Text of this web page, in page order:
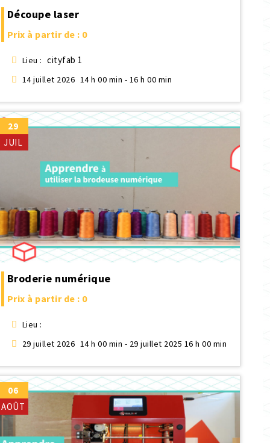
Découpe laser
Prix à partir de : 0
Lieu : cityfab 1
14 juillet 2026 14 h 00 min - 16 h 00 min
29
JUIL
Broderie numérique
Prix à partir de : 0
Lieu :
29 juillet 2026 14 h 00 min - 29 juillet 2025 16 h 00 min
06
AOÛT